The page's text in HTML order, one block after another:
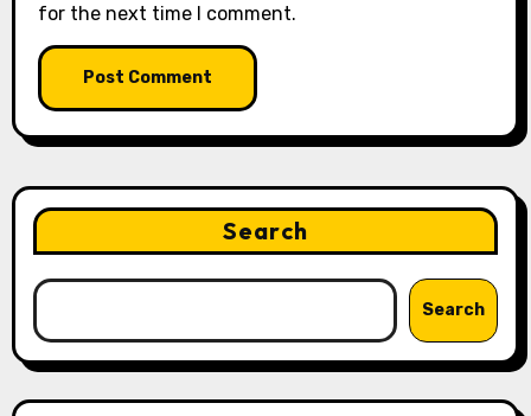
for the next time I comment.
Search
Search